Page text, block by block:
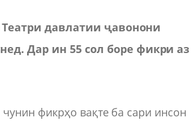
давлатии ҷавонони
Дар ин 55 сол боре фикри аз
фикрҳо вақте ба сари инсон